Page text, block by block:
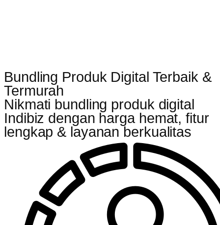
Bundling Produk Digital Terbaik &
Termurah
Nikmati bundling produk digital
Indibiz dengan harga hemat, fitur
lengkap & layanan berkualitas